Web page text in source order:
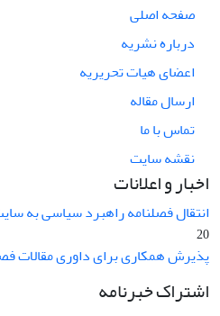
صفحه اصلی
درباره نشریه
اعضای هیات تحریریه
ارسال مقاله
تماس با ما
نقشه سایت
اخبار و اعلانات
انتقال فصلنامه راهبرد سیاسی به
20
پذیرش همکاری برای داوری مقالات
اشتراک خبرنامه